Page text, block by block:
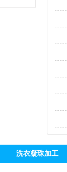
洗衣凝珠加工